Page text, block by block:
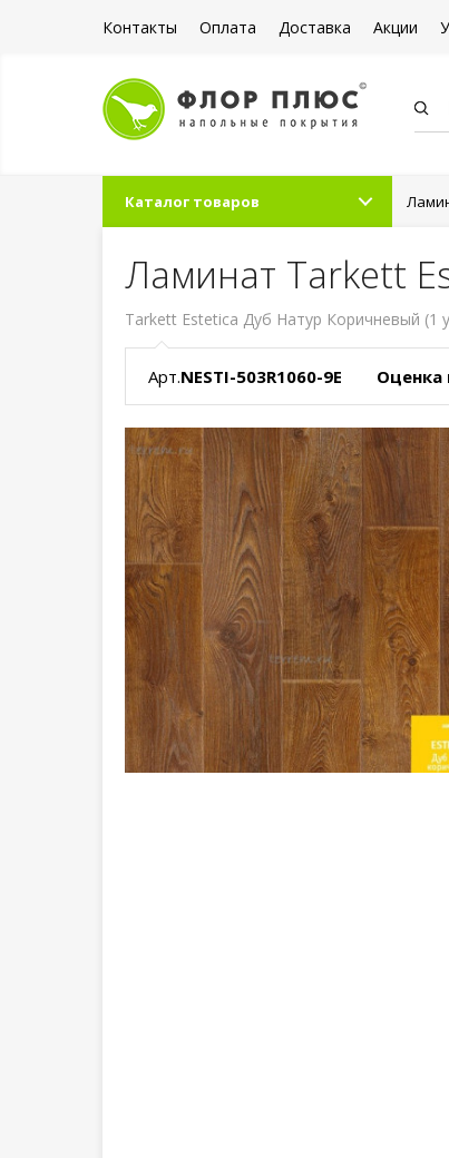
Контакты Оплата Доставка Акции
Каталог товаров
Ламинат Tarkett
Tarkett Estetica Дуб Натур Коричневый (1
Арт.NESTI-503R1060-9E Оценка